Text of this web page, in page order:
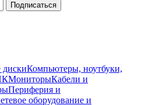
Компьютеры, ноутбуки,
МониторыКабели и
Периферия и
оборудование и